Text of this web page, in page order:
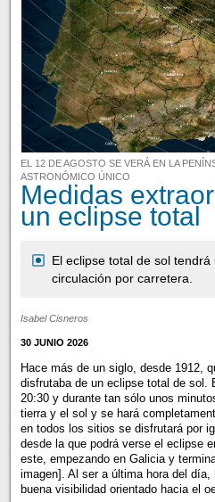
EL 12 DE AGOSTO SE VERÁ EN LA
ASTRONÓMICO ÚNICO
Medidas
un eclipse total
El eclipse total de sol
circulación por carretera.
Isabel Cisneros
30 JUNIO 2026
Hace más de un siglo, desde 1912,
disfrutaba de un eclipse total de sol.
20:30 y durante tan sólo unos
tierra y el sol y se hará
en todos los sitios se disfrutará por
desde la que podrá verse el eclipse
este, empezando en Galicia y
imagen]. Al ser a última hora del día,
buena visibilidad orientado hacia el